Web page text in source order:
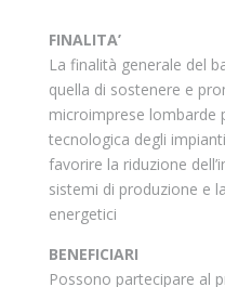
FINALITA’
La finalità generale del
quella di sostenere e
microimprese lombarde
tecnologica degli
favorire la riduzione
sistemi di produzione e
energetici
BENEFICIARI
Possono partecipare al